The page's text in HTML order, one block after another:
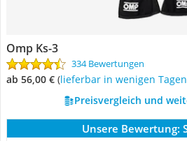
Omp Ks-3
334 Bewertungen
ab 56,00 € ( Lieferbar in wenigen Tagen
Preisvergleich und
Unsere Bewertung: